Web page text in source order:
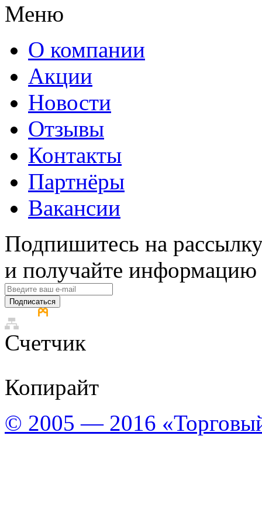
Меню
О компании
Акции
Новости
Отзывы
Контакты
Партнёры
Вакансии
Подпишитесь на
и получайте
Подписаться
Счетчик
Копирайт
© 2005 — 2016